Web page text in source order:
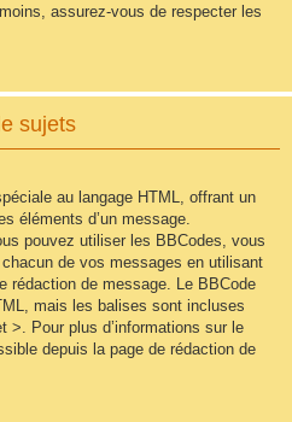
assurez-vous de respecter les
sujets
au langage HTML, offrant un
éléments d’un message.
pouvez utiliser les BBCodes, vous
de vos messages en utilisant
rédaction de message. Le BBCode
mais les balises sont incluses
Pour plus d’informations sur le
depuis la page de rédaction de